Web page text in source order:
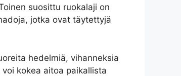
suosittu ruokalaji on
jotka ovat täytettyjä
hedelmiä, vihanneksia
kokea aitoa paikallista